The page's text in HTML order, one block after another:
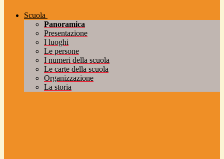
Scuola
Panoramica
Presentazione
I luoghi
Le persone
I numeri della scuola
Le carte della scuola
Organizzazione
La storia